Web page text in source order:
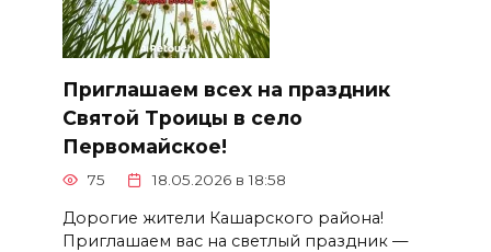
Приглашаем всех на праздник
Святой Троицы в село
Первомайское!
75 18.05.2026 в 18:58
Дорогие жители Кашарского района!
Приглашаем вас на светлый праздник —